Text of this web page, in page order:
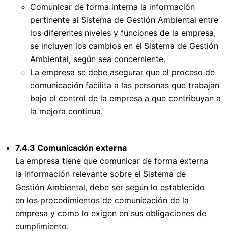
Comunicar de forma interna la información
pertinente al Sistema de Gestión Ambiental entre
los diferentes niveles y funciones de la empresa,
se incluyen los cambios en el Sistema de Gestión
Ambiental, según sea concerniente.
La empresa se debe asegurar que el proceso de
comunicación facilita a las personas que trabajan
bajo el control de la empresa a que contribuyan a
la mejora continua.
7.4.3 Comunicación externa
La empresa tiene que comunicar de forma externa
la información relevante sobre el Sistema de
Gestión Ambiental, debe ser según lo establecido
en los procedimientos de comunicación de la
empresa y como lo exigen en sus obligaciones de
cumplimiento.